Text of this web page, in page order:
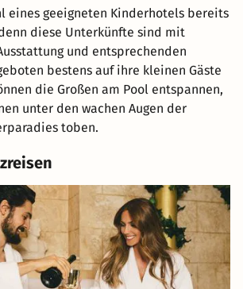
eines geeigneten Kinderhotels bereits
diese Unterkünfte sind mit
und entsprechenden
bestens auf ihre kleinen Gäste
die Großen am Pool entspannen,
unter den wachen Augen der
toben.